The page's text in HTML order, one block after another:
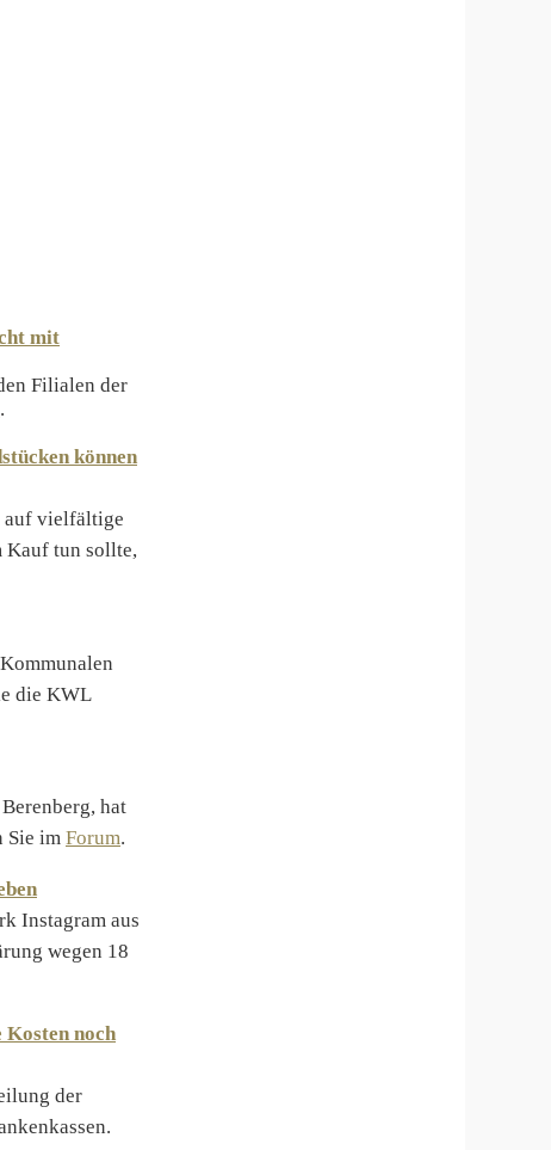
mit
Filialen der
.
können
auf vielfältige
Kauf tun sollte,
die KWL
hat
Sie im Forum.
Instagram aus
wegen 18
Kosten noch
der